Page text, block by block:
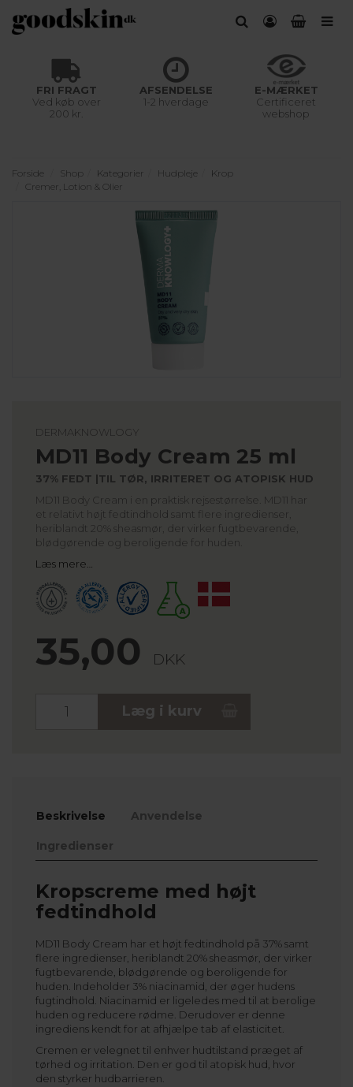
FRI FRAGT
Ved køb over
200 kr.
AFSENDELSE
1-2 hverdage
E-MÆRKET
Certificeret
webshop
Forside Shop Kategorier Hudpleje
Krop
Cremer, Lotion & Olier
DERMAKNOWLOGY
MD11 Body Cream 25 ml
37% FEDT |TIL TØR, IRRITERET OG ATOPISK HUD
MD11 Body Cream i en praktisk rejsestørrelse. MD11 har
et relativt højt fedtindhold samt flere ingredienser,
heriblandt 20% sheasmør, der virker fugtbevarende,
blødgørende og beroligende for huden.
Læs mere…
35,00 DKK
Læg i kurv
Beskrivelse Anvendelse
Ingredienser
Kropscreme med højt
fedtindhold
MD11 Body Cream har et højt fedtindhold på 37% samt
flere ingredienser, heriblandt 20% sheasmør, der virker
fugtbevarende, blødgørende og beroligende for
huden. Indeholder 3% niacinamid, der øger hudens
fugtindhold. Niacinamid er ligeledes med til at berolige
huden og reducere rødme. Derudover er denne
ingrediens kendt for at afhjælpe tab af elasticitet.
Cremen er velegnet til enhver hudtilstand præget af
tørhed og irritation. Den er god til atopisk hud, hvor
den styrker hudbarrieren.